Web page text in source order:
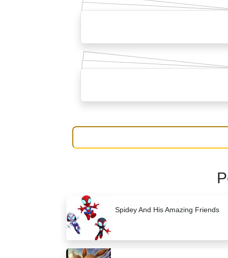
Spidey And His Amazing Friends